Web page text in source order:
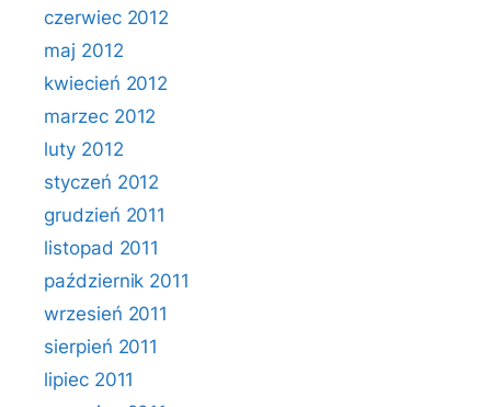
czerwiec 2012
maj 2012
kwiecień 2012
marzec 2012
luty 2012
styczeń 2012
grudzień 2011
listopad 2011
październik 2011
wrzesień 2011
sierpień 2011
lipiec 2011